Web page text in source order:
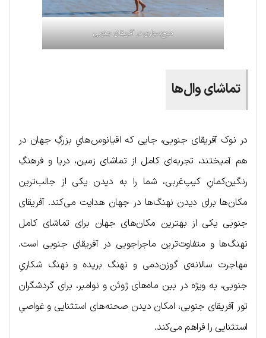
موج‌سواری در آفریقای جنوبی
تماشای وال‌ها
در نوک آفریقای جنوبی، جایی که اقیانوس‌هایِ بزرگِ جهان در
هم آمیختند، تجربه‌ای کامل از تماشای زمین، دریا و فرهنگِ
رنگین‌کمانِ کیپ‌غربی، شما را به دیدن یکی از جالب‌ترین
مکان‌ها برای دیدن نهنگ‌ها در جهان هدایت می‌کند. آفریقای
جنوبی یکی از بهترین مکان‌های جهان برای تماشای کامل
نهنگ‌ها و متفاوت‌ترین ماجراجویی در آفریقای جنوبی است.
مهاجرت سالانه‌ی گوزن‌دمی و نهنگ بریده و نهنگ شکاریِ
جنوبی، به ویژه در بین ماه‌های ژوئن و نوامبر، برای گردشگران
تور آفریقای جنوبی، امکان دیدن صحنه‌های استثنایی و غواصیِ
استثنایی را فراهم می‌کند.